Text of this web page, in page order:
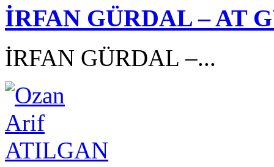
İRFAN GÜRDAL – AT
İRFAN GÜRDAL –...